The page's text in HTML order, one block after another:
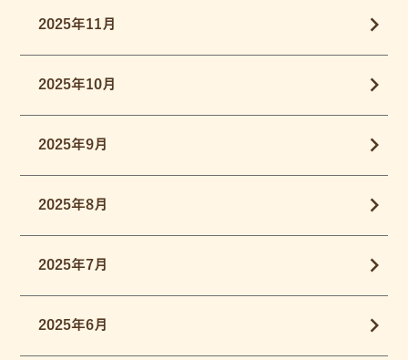
2025年11月
2025年10月
2025年9月
2025年8月
2025年7月
2025年6月